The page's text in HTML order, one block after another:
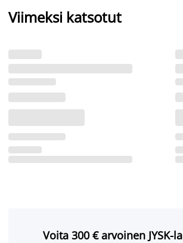
Viimeksi katsotut
Voita 300 € arvoinen JYSK-